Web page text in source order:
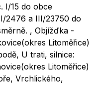
I/15 do obce
2476 a III/23750 do
, Objížďka -
Litoměřice)
U trati, silnice:
Litoměřice)
Vrchlického,